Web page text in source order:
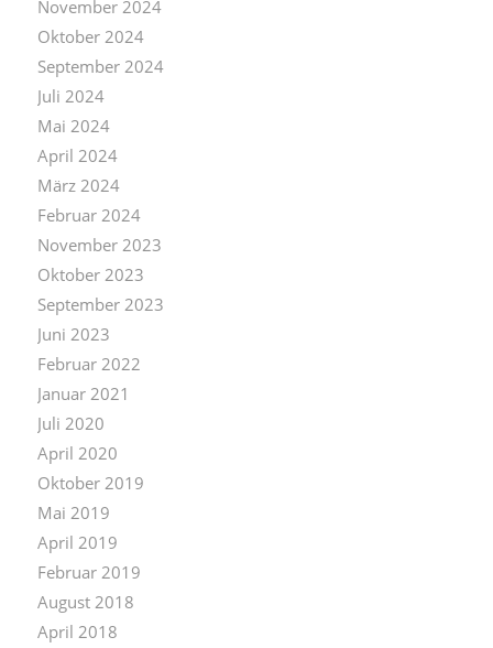
November 2024
Oktober 2024
September 2024
Juli 2024
Mai 2024
April 2024
März 2024
Februar 2024
November 2023
Oktober 2023
September 2023
Juni 2023
Februar 2022
Januar 2021
Juli 2020
April 2020
Oktober 2019
Mai 2019
April 2019
Februar 2019
August 2018
April 2018